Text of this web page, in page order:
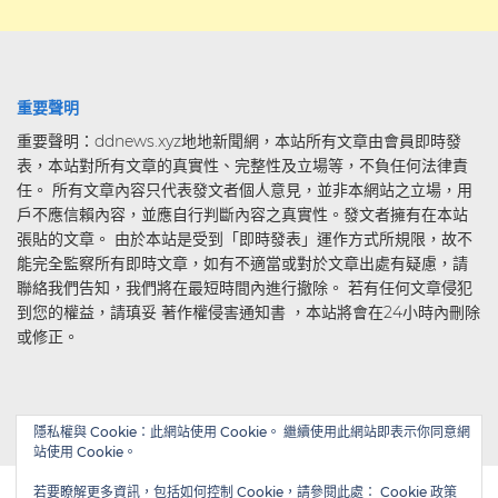
重要聲明
重要聲明：ddnews.xyz地地新聞網，本站所有文章由會員即時發
表，本站對所有文章的真實性、完整性及立場等，不負任何法律責
任。 所有文章內容只代表發文者個人意見，並非本網站之立場，用
戶不應信賴內容，並應自行判斷內容之真實性。發文者擁有在本站
張貼的文章。 由於本站是受到「即時發表」運作方式所規限，故不
能完全監察所有即時文章，如有不適當或對於文章出處有疑慮，請
聯絡我們告知，我們將在最短時間內進行撤除。 若有任何文章侵犯
到您的權益，請瑱妥 著作權侵害通知書 ，本站將會在24小時內刪除
或修正。
隱私權與 Cookie：此網站使用 Cookie。 繼續使用此網站即表示你同意網
站使用 Cookie。
若要瞭解更多資訊，包括如何控制 Cookie，請參閱此處： Cookie 政策